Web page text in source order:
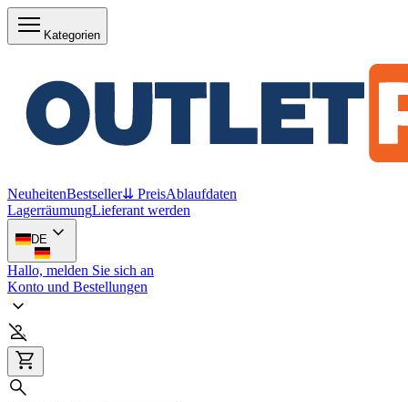
Kategorien
NeuheitenBestseller⇊ PreisAblaufdaten
LagerräumungLieferant werden
DE
Hallo, melden Sie sich an
Konto und Bestellungen